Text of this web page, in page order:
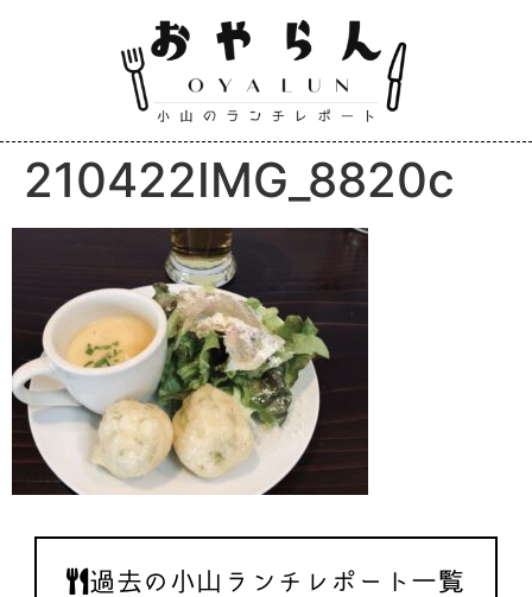
210422IMG_8820c
過去の小山ランチレポート一覧